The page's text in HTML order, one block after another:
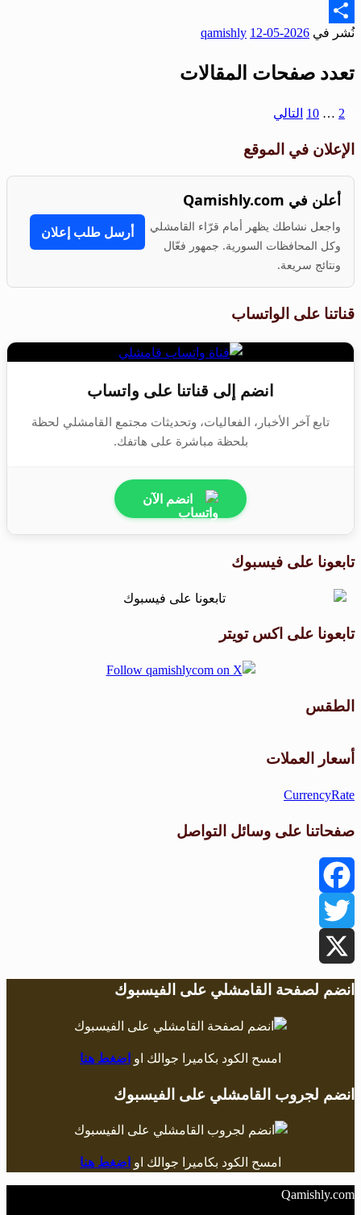
Email
Share
نُشر في 2026-05-12
qamishly
تعدد صفحات المقالات
2
…
10 التالي
الإعلان في الموقع
أعلن في Qamishly.com
واجعل نشاطك يظهر أمام قرّاء القامشلي
وكل المحافظات السورية. جمهور فعّال
ونتائج سريعة.
أرسل طلب إعلان
قناتنا على الواتساب
انضم إلى قناتنا على واتساب
تابع آخر الأخبار، الفعاليات، وتحديثات مجتمع القامشلي لحظة
بلحظة مباشرة على هاتفك.
انضم الآن
تابعونا على فيسبوك
تابعونا على اكس تويتر
الطقس
أسعار العملات
CurrencyRate
صفحاتنا على وسائل التواصل
Facebook
Twitter
X
انضم لصفحة القامشلي على الفيسبوك
امسح الكود بكاميرا جوالك او اضغط هنا
انضم لجروب القامشلي على الفيسبوك
امسح الكود بكاميرا جوالك او اضغط هنا
Qamishly.com